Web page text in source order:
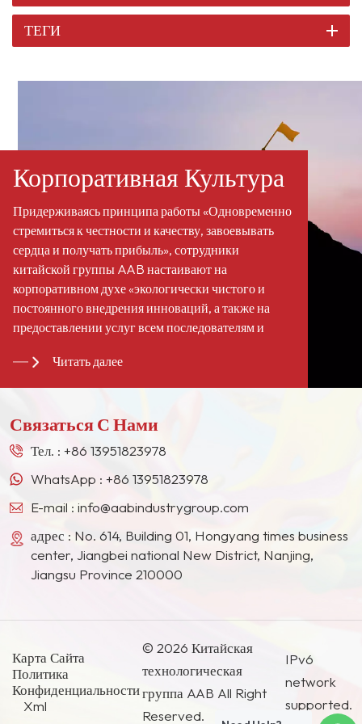
ТЕГИ
Корпоративная Культура
Придерживаясь принципа работы «Одновременно
стремиться к честности и качеству, завоевывать
сердца и получать прибыль», сотрудники
китайской группы AAB настаивают на
корпоративном духе «экологически чистого и
постоянного внедрения инноваций, а также на
предоставлении услуг всем последователям и
долгосрочными стабильными поставщиками для
многих гигантов лакокрасочной промышленности
Востоке, в Юго-Восточной Азии, Японии, Южной
Корее и других странах и регионах.
Читать далее
Связаться С Нами
Тел. : +86 13951823978
WhatsApp : +86 13951823978
E-mail : info@aabindustrygroup.com
адрес : No. 614, Building 01, Hongyang times business
center, Jiangbei national New District, Nanjing,
Jiangsu Province 210000
Карта Сайта
Политика
Конфиденциальности
Xml
© 2026 Китайская
технологическая
группа AAB All Right
Reserved.
IPv6
network
supported.